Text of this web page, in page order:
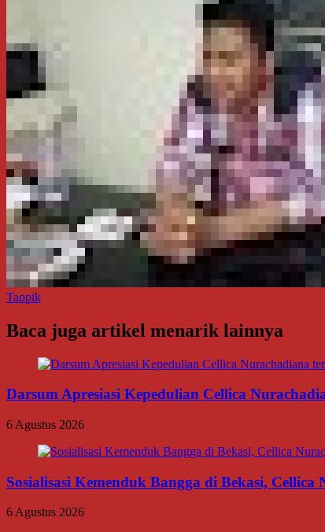
Taopik
Baca juga artikel menarik lainnya
Darsum Apresiasi Kepedulian Cellica
6 Agustus 2026
Sosialisasi Kemenduk Bangga di Bekasi,
6 Agustus 2026